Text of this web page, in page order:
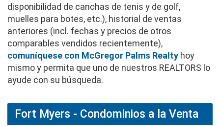
disponibilidad de canchas de tenis y de golf,
muelles para botes, etc.), historial de ventas
anteriores (incl. fechas y precios de otros
comparables vendidos recientemente),
comuníquese con McGregor Palms Realty hoy
mismo y permita que uno de nuestros REALTORS lo
ayude con su búsqueda.
Fort Myers - Condominios a la Venta